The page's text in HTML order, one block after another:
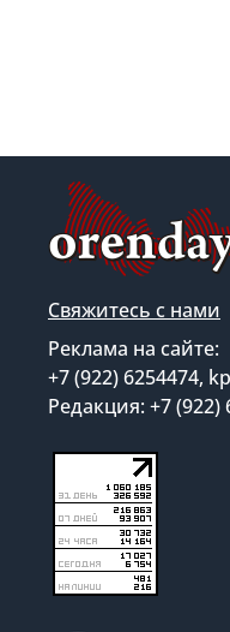
Свяжитесь с нами
Реклама на сайте:
+7 (922) 6254474,
Редакция: +7